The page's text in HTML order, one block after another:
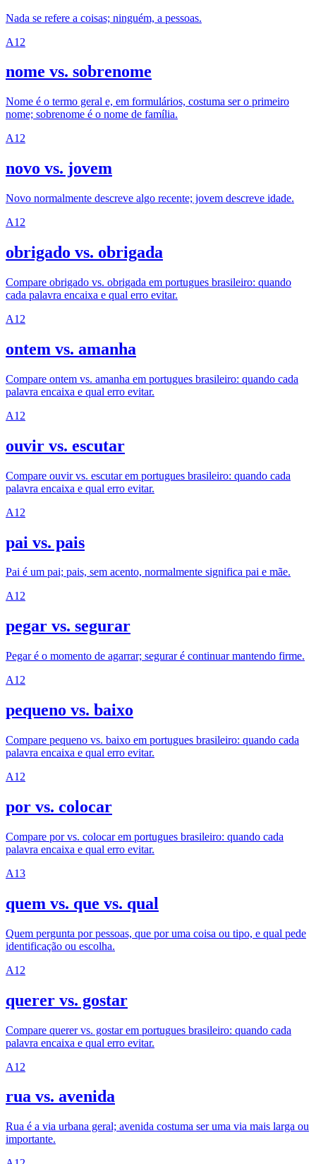
Nada se refere a coisas; ninguém, a pessoas.
A1 2
nome vs. sobrenome
Nome é o termo geral e, em formulários, costuma ser o primeiro
nome; sobrenome é o nome de família.
A1 2
novo vs. jovem
Novo normalmente descreve algo recente; jovem descreve idade.
A1 2
obrigado vs. obrigada
Compare obrigado vs. obrigada em portugues brasileiro: quando
cada palavra encaixa e qual erro evitar.
A1 2
ontem vs. amanha
Compare ontem vs. amanha em portugues brasileiro: quando cada
palavra encaixa e qual erro evitar.
A1 2
ouvir vs. escutar
Compare ouvir vs. escutar em portugues brasileiro: quando cada
palavra encaixa e qual erro evitar.
A1 2
pai vs. pais
Pai é um pai; pais, sem acento, normalmente significa pai e mãe.
A12
pegar vs. segurar
Pegar é o momento de agarrar; segurar é continuar mantendo firme.
A1 2
pequeno vs. baixo
Compare pequeno vs. baixo em portugues brasileiro: quando cada
palavra encaixa e qual erro evitar.
A1 2
por vs. colocar
Compare por vs. colocar em portugues brasileiro: quando cada
palavra encaixa e qual erro evitar.
A13
quem vs. que vs. qual
Quem pergunta por pessoas, que por uma coisa ou tipo, e qual pede
identificação ou escolha.
A1 2
querer vs. gostar
Compare querer vs. gostar em portugues brasileiro: quando cada
palavra encaixa e qual erro evitar.
A1 2
rua vs. avenida
Rua é a via urbana geral; avenida costuma ser uma via mais larga ou
importante.